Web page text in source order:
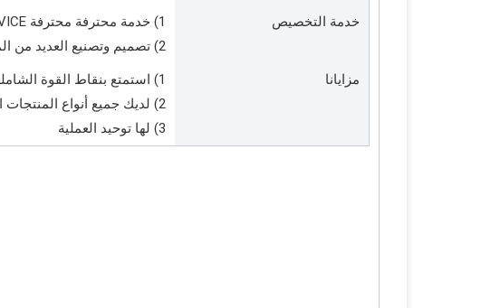
خدمة التخصيص
1) خدمة محترفة محترفة STOP STOP SELTERALATY SERVICE
2) تصميم وتصنيع العديد من المنتجات التي تغطي غرفة النوم والحمام واللوبي الفندق
مزايانا
1) استمتع بنقاط القوة الشاملة الجيدة في بحث وتطوير الإنتاج
2) لديك جميع أنواع المنتجات الفعالة من حيث التكلفة وعالي الجودة
3) لها توحيد العملية